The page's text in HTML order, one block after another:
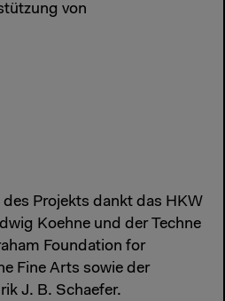
von
Projekts dankt das HKW
Koehne und der Techne
Foundation for
Fine Arts sowie der
J. B. Schaefer.